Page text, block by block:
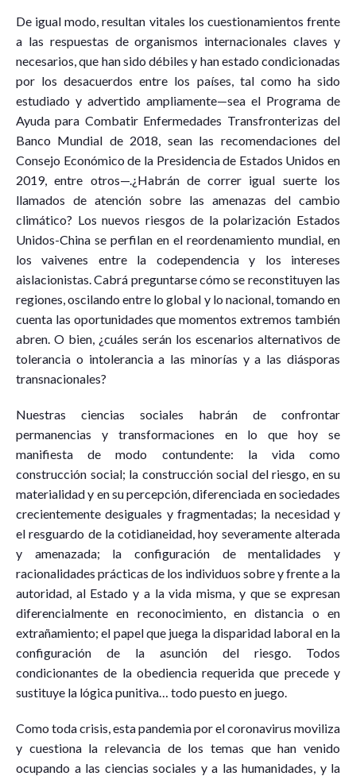
De igual modo, resultan vitales los cuestionamientos frente
a las respuestas de organismos internacionales claves y
necesarios, que han sido débiles y han estado condicionadas
por los desacuerdos entre los países, tal como ha sido
estudiado y advertido ampliamente—sea el Programa de
Ayuda para Combatir Enfermedades Transfronterizas del
Banco Mundial de 2018, sean las recomendaciones del
Consejo Económico de la Presidencia de Estados Unidos en
2019, entre otros—.¿Habrán de correr igual suerte los
llamados de atención sobre las amenazas del cambio
climático? Los nuevos riesgos de la polarización Estados
Unidos-China se perfilan en el reordenamiento mundial, en
los vaivenes entre la codependencia y los intereses
aislacionistas. Cabrá preguntarse cómo se reconstituyen las
regiones, oscilando entre lo global y lo nacional, tomando en
cuenta las oportunidades que momentos extremos también
abren. O bien, ¿cuáles serán los escenarios alternativos de
tolerancia o intolerancia a las minorías y a las diásporas
transnacionales?
Nuestras ciencias sociales habrán de confrontar
permanencias y transformaciones en lo que hoy se
manifiesta de modo contundente: la vida como
construcción social; la construcción social del riesgo, en su
materialidad y en su percepción, diferenciada en sociedades
crecientemente desiguales y fragmentadas; la necesidad y
el resguardo de la cotidianeidad, hoy severamente alterada
y amenazada; la configuración de mentalidades y
racionalidades prácticas de los individuos sobre y frente a la
autoridad, al Estado y a la vida misma, y que se expresan
diferencialmente en reconocimiento, en distancia o en
extrañamiento; el papel que juega la disparidad laboral en la
configuración de la asunción del riesgo. Todos
condicionantes de la obediencia requerida que precede y
sustituye la lógica punitiva… todo puesto en juego.
Como toda crisis, esta pandemia por el coronavirus moviliza
y cuestiona la relevancia de los temas que han venido
ocupando a las ciencias sociales y a las humanidades, y la